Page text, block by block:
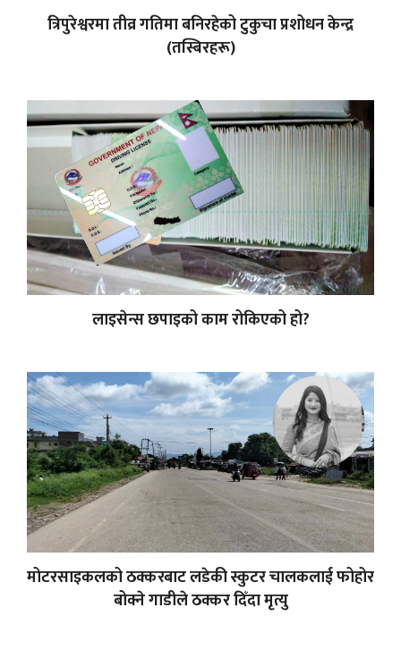
त्रिपुरेश्वरमा तीव्र गतिमा बनिरहेको टुकुचा प्रशोधन केन्द्र
(तस्बिरहरू)
लाइसेन्स छपाइको काम रोकिएको हो?
मोटरसाइकलको ठक्करबाट लडेकी स्कुटर चालकलाई फोहोर
बोक्ने गाडीले ठक्कर दिँदा मृत्यु